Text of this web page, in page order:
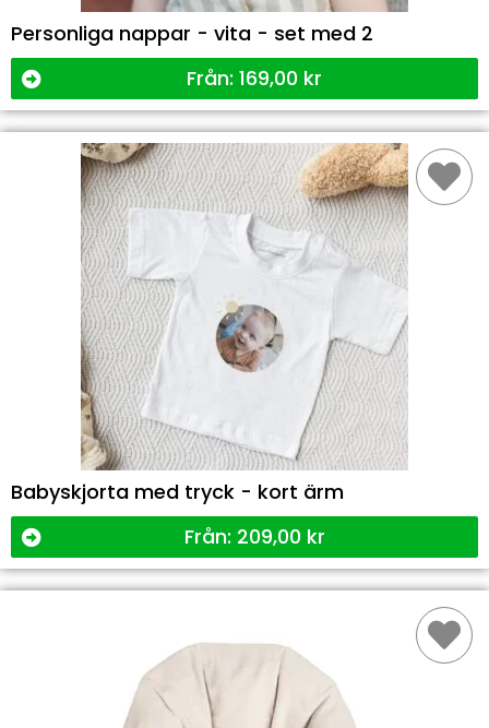
Personliga nappar - vita - set med 2
Från: 169,00 kr
Babyskjorta med tryck - kort ärm
Från: 209,00 kr